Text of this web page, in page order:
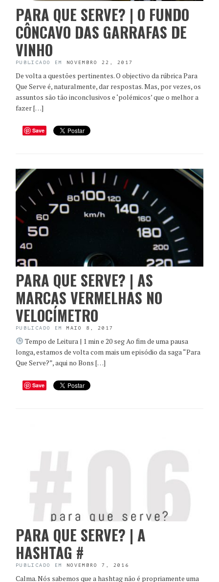
PARA QUE SERVE? | O FUNDO
CÔNCAVO DAS GARRAFAS DE
VINHO
PUBLICADO EM NOVEMBRO 22, 2017
De volta a questões pertinentes. O objectivo da rúbrica Para
Que Serve é, naturalmente, dar respostas. Mas, por vezes, os
assuntos são tão inconclusivos e ‘polémicos’ que o melhor a
fazer […]
Save
PARA QUE SERVE? | AS
MARCAS VERMELHAS NO
VELOCÍMETRO
PUBLICADO EM MAIO 8, 2017
Tempo de Leitura | 1 min e 20 seg Ao fim de uma pausa
longa, estamos de volta com mais um episódio da saga “Para
Que Serve?”, aqui no Bons […]
Save
PARA QUE SERVE? | A
HASHTAG #
PUBLICADO EM NOVEMBRO 7, 2016
Calma. Nós sabemos que a hashtag não é propriamente uma